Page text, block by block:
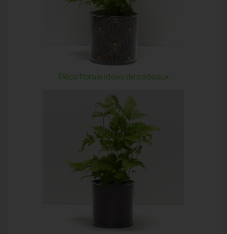
Déco florale idées de cadeaux